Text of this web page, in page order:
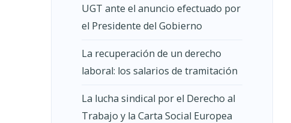
UGT ante el anuncio efectuado por
el Presidente del Gobierno
La recuperación de un derecho
laboral: los salarios de tramitación
La lucha sindical por el Derecho al
Trabajo y la Carta Social Europea